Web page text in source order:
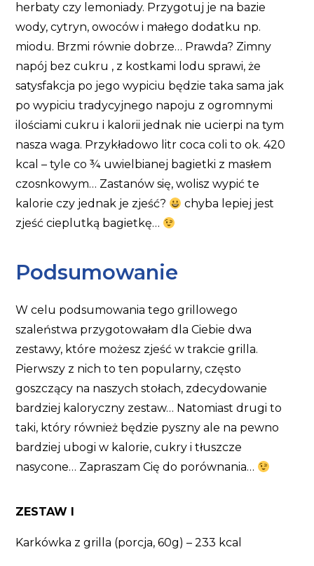
herbaty czy lemoniady. Przygotuj je na bazie
wody, cytryn, owoców i małego dodatku np.
miodu. Brzmi równie dobrze… Prawda? Zimny
napój bez cukru , z kostkami lodu sprawi, że
satysfakcja po jego wypiciu będzie taka sama jak
po wypiciu tradycyjnego napoju z ogromnymi
ilościami cukru i kalorii jednak nie ucierpi na tym
nasza waga. Przykładowo litr coca coli to ok. 420
kcal – tyle co ¾ uwielbianej bagietki z masłem
czosnkowym… Zastanów się, wolisz wypić te
kalorie czy jednak je zjeść?
chyba lepiej jest
zjeść cieplutką bagietkę…
Podsumowanie
W celu podsumowania tego grillowego
szaleństwa przygotowałam dla Ciebie dwa
zestawy, które możesz zjeść w trakcie grilla.
Pierwszy z nich to ten popularny, często
goszczący na naszych stołach, zdecydowanie
bardziej kaloryczny zestaw… Natomiast drugi to
taki, który również będzie pyszny ale na pewno
bardziej ubogi w kalorie, cukry i tłuszcze
nasycone… Zapraszam Cię do porównania…
ZESTAW I
Karkówka z grilla (porcja, 60g) – 233 kcal